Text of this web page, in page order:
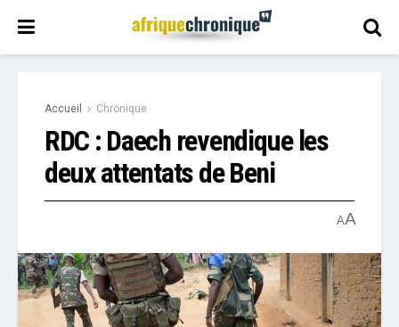
Accueil Chronique
RDC : Daech revendique les
deux attentats de Beni
AA